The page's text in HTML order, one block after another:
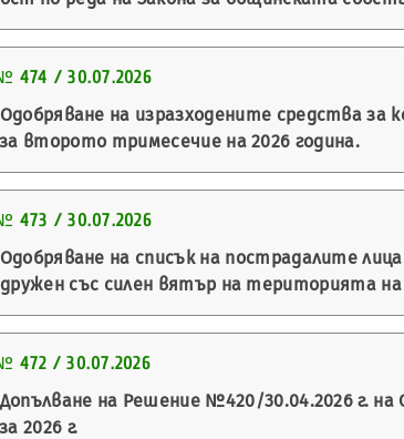
474 / 30.07.2026
Одобряване на изразходените средства
второто тримесечие на 2026 година.
473 / 30.07.2026
Одобряване на списък на пострадалите
със силен вятър на територията на
472 / 30.07.2026
Допълване на Решение №420/30.04.2026 г.
2026 г.